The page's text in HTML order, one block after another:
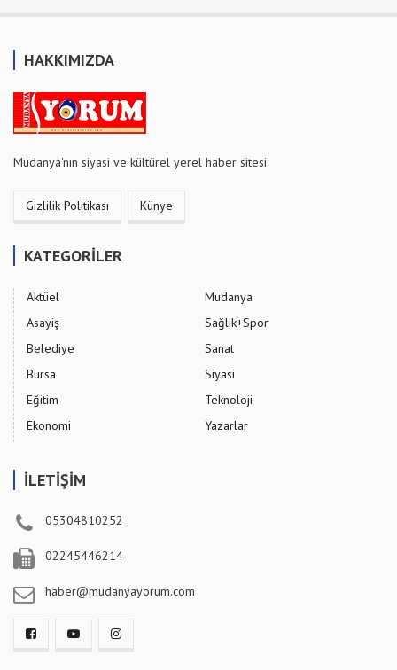
HAKKIMIZDA
Mudanya'nın siyasi ve kültürel yerel haber sitesi
Gizlilik Politikası Künye
KATEGORİLER
Aktüel
Asayiş
Belediye
Bursa
Eğitim
Ekonomi
Mudanya
Sağlık+Spor
Sanat
Siyasi
Teknoloji
Yazarlar
İLETİŞİM
05304810252
02245446214
haber@mudanyayorum.com